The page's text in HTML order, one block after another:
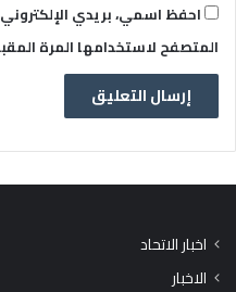
احفظ اسمي، بريدي
المتصفح لاستخدامها المرة
اخبار الاتحاد
الاخبار